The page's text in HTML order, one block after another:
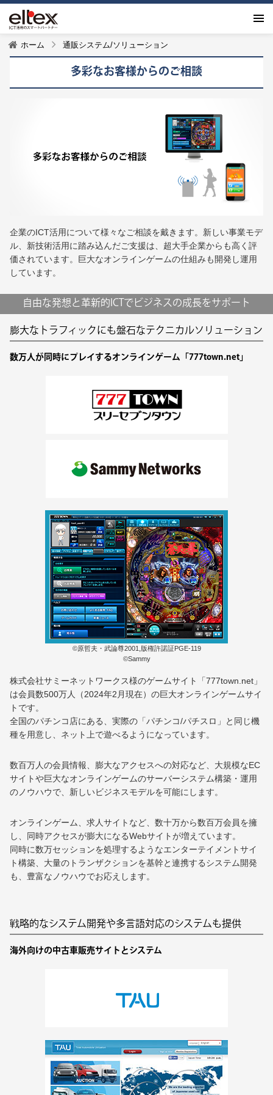
ホーム 通販システム/ソリューション
多彩なお客様からのご相談
企業のICT活用について様々なご相談を戴きます。新しい事業モデ
ル、新技術活用に踏み込んだご支援は、超大手企業からも高く評
価されています。巨大なオンラインゲームの仕組みも開発し運用
しています。
自由な発想と革新的ICTでビジネスの成長をサポート
膨大なトラフィックにも盤石なテクニカルソリューション
数万人が同時にプレイするオンラインゲーム「777town.net」
©原哲夫・武論尊2001,版権許諾証PGE-119
©Sammy
株式会社サミーネットワークス様のゲームサイト「777town.net」
は会員数500万人（2024年2月現在）の巨大オンラインゲームサイ
トです。
全国のパチンコ店にある、実際の「パチンコ/パチスロ」と同じ機
種を用意し、ネット上で遊べるようになっています。
数百万人の会員情報、膨大なアクセスへの対応など、大規模なEC
サイトや巨大なオンラインゲームのサーバーシステム構築・運用
のノウハウで、新しいビジネスモデルを可能にします。
オンラインゲーム、求人サイトなど、数十万から数百万会員を擁
し、同時アクセスが膨大になるWebサイトが増えています。
同時に数万セッションを処理するようなエンターテイメントサイ
ト構築、大量のトランザクションを基幹と連携するシステム開発
も、豊富なノウハウでお応えします。
戦略的なシステム開発や多言語対応のシステムも提供
海外向けの中古車販売サイトとシステム